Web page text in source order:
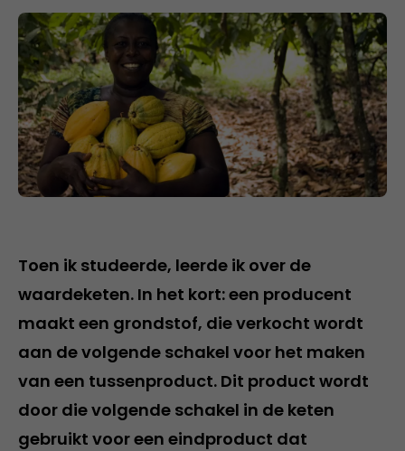
Toen ik studeerde, leerde ik over de
waardeketen. In het kort: een producent
maakt een grondstof, die verkocht wordt
aan de volgende schakel voor het maken
van een tussenproduct. Dit product wordt
door die volgende schakel in de keten
gebruikt voor een eindproduct dat